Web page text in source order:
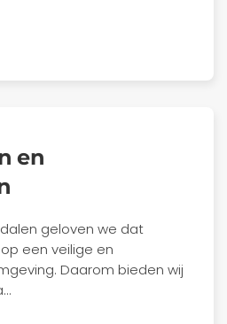
en
geloven we dat
een veilige en
Daarom bieden wij